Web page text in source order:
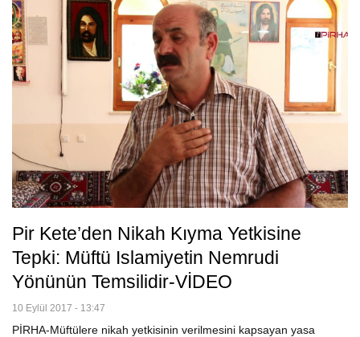
Pir Kete’den Nikah Kıyma Yetkisine
Tepki: Müftü Islamiyetin Nemrudi
Yönünün Temsilidir-VİDEO
10 Eylül 2017 - 13:47
PİRHA-Müftülere nikah yetkisinin verilmesini kapsayan yasa